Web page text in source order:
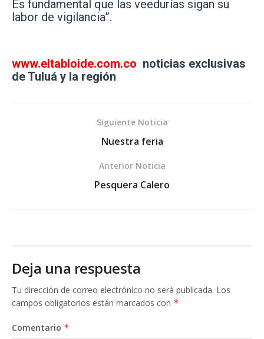
Es fundamental que las veedurías sigan su
labor de vigilancia”.
www.eltabloide.com.co noticias exclusivas
de Tuluá y la región
Siguiente Noticia
Nuestra feria
Anterior Noticia
Pesquera Calero
Deja una respuesta
Tu dirección de correo electrónico no será publicada. Los
campos obligatorios están marcados con *
Comentario *